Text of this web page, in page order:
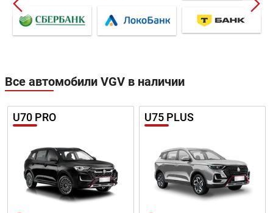
Все автомобили VGV в наличии
U70 PRO U75 PLUS